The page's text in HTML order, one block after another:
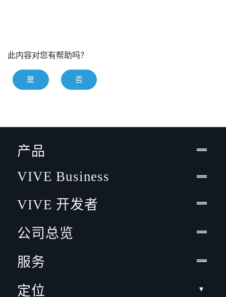
此内容对您有帮助吗？
是 否
产品
VIVE Business
VIVE 开发者
公司总览
服务
定位